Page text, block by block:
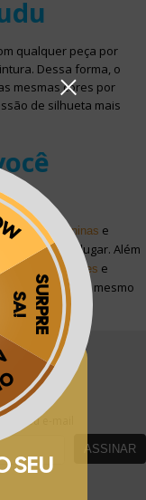
qualquer peça por
Dessa forma, o
mesmas cores por
de silhueta mais
jeans femininas e
aqui é o seu lugar. Além
pôsteres e
Compre agora mesmo
seu e-mail
ASSINAR
na .
exclusivas da